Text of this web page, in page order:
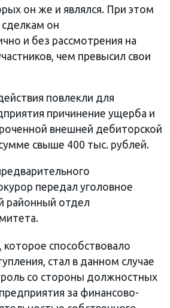
он же и являлся. При этом
он
и без рассмотрения на
чем превысил свои
повлекли для
причинение ущерба и
внешней дебиторской
свыше 400 тыс. рублей.
передал уголовное
районный отдел
способствовало
стал в данном случае
со стороны должностных
за финансово-